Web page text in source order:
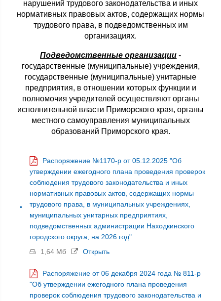
нарушений трудового законодательства и иных
нормативных правовых актов, содержащих нормы
трудового права, в подведомственных им
организациях.
Подведомственные организации -
государственные (муниципальные) учреждения,
государственные (муниципальные) унитарные
предприятия, в отношении которых функции и
полномочия учредителей осуществляют органы
исполнительной власти Приморского края, органы
местного самоуправления муниципальных
образований Приморского края.
Распоряжение №1170-р от 05.12.2025 "Об
утверждении ежегодного плана проведения проверок
соблюдения трудового законодательства и иных
нормативных правовых актов, содержащих нормы
трудового права, в муниципальных учреждениях,
муниципальных унитарных предприятиях,
подведомственных администрации Находкинского
городского округа, на 2026 год"
1,64 Мб
Открыть
Распоряжение от 06 декабря 2024 года № 811-р
"Об утверждении ежегодного плана проведения
проверок соблюдения трудового законодательства и